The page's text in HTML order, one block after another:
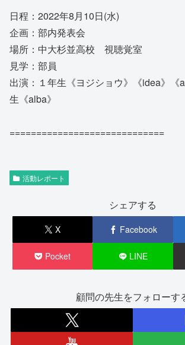
日程：2022年8月10日(水)
企画：部内発表会
場所：中大杉並高校 視聴覚室
見学：部員
出演：１年生《ヨジショウ》《idea》《
生《alba》
=============================
活動レポート
シェアする
X Facebook
Pocket LINE
顧問の先生をフォローす